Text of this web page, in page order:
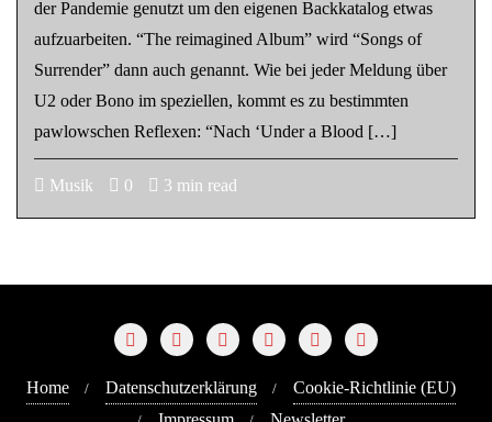
der Pandemie genutzt um den eigenen Backkatalog etwas
aufzuarbeiten. “The reimagined Album” wird “Songs of
Surrender” dann auch genannt. Wie bei jeder Meldung über
U2 oder Bono im speziellen, kommt es zu bestimmten
pawlowschen Reflexen: “Nach ‘Under a Blood […]
Musik 0 3 min read
Home Datenschutzerklärung
Cookie-Richtlinie (EU)